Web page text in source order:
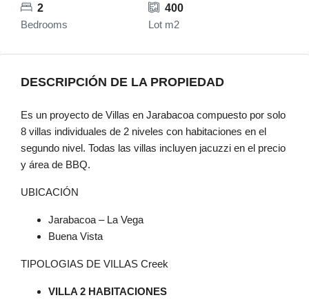
2
Bedrooms
400
Lot m2
DESCRIPCIÓN DE LA PROPIEDAD
Es un proyecto de Villas en Jarabacoa compuesto por solo
8 villas individuales de 2 niveles con habitaciones en el
segundo nivel. Todas las villas incluyen jacuzzi en el precio
y área de BBQ.
UBICACIÓN
Jarabacoa – La Vega
Buena Vista
TIPOLOGIAS DE VILLAS Creek
VILLA 2 HABITACIONES